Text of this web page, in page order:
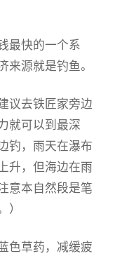
最快的一个系
来源就是钓鱼。
议去铁匠家旁边
就可以到最深
钓，雨天在瀑布
升，但海边在雨
意本自然段是笔
）
色草药，减缓疲